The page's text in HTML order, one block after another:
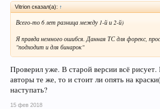
Vitrion сказал(а): ↑
Всего-то 6 лет разница между 1-й и 2-й)
Я правда немного ошибся. Данная ТС для форекс,
"подходит и для бинарок"
Проверил уже. В старой версии всё
авторы те же, то и стоит ли опять на
наступать?
15 фев 2018